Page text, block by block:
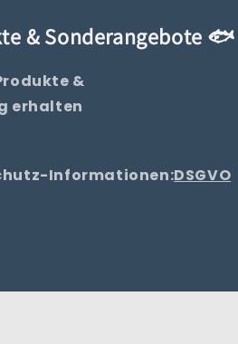
& Sonderangebote 🐟
&
erhalten
Informationen:DSGVO